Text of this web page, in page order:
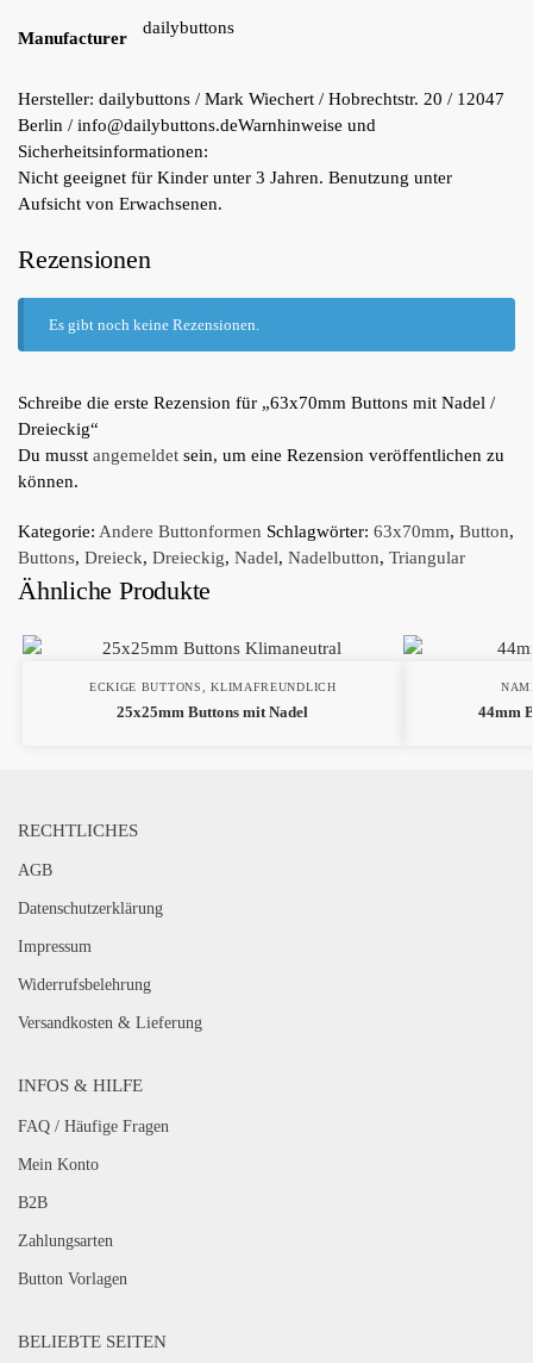
Manufacturer
dailybuttons
Hersteller: dailybuttons / Mark Wiechert / Hobrechtstr. 20 / 12047
Berlin / info@dailybuttons.deWarnhinweise und
Sicherheitsinformationen:
Nicht geeignet für Kinder unter 3 Jahren. Benutzung unter
Aufsicht von Erwachsenen.
Rezensionen
Es gibt noch keine Rezensionen.
Schreibe die erste Rezension für „63x70mm Buttons mit Nadel /
Dreieckig“
Du musst angemeldet sein, um eine Rezension veröffentlichen zu
können.
Kategorie: Andere Buttonformen Schlagwörter: 63x70mm, Button,
Buttons, Dreieck, Dreieckig, Nadel, Nadelbutton, Triangular
Ähnliche Produkte
ECKIGE BUTTONS ,KLIMAFREUNDLICH
25x25mm Buttons mit Nadel 44mm
RECHTLICHES
AGB
Datenschutzerklärung
Impressum
Widerrufsbelehrung
Versandkosten & Lieferung
INFOS & HILFE
FAQ / Häufige Fragen
Mein Konto
B2B
Zahlungsarten
Button Vorlagen
BELIEBTE SEITEN